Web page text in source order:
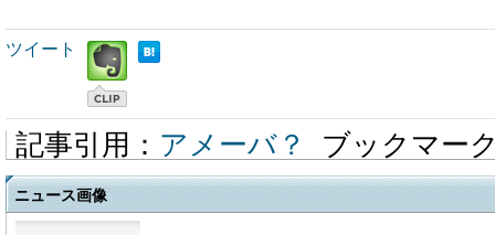
ツイート
記事引用： アメーバ？ ブックマー
ニュース画像